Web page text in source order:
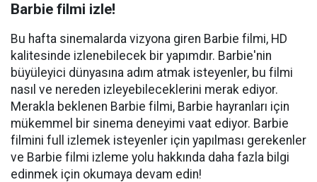
Barbie filmi izle!
Bu hafta sinemalarda vizyona giren Barbie filmi, HD
kalitesinde izlenebilecek bir yapımdır. Barbie'nin
büyüleyici dünyasına adım atmak isteyenler, bu filmi
nasıl ve nereden izleyebileceklerini merak ediyor.
Merakla beklenen Barbie filmi, Barbie hayranları için
mükemmel bir sinema deneyimi vaat ediyor. Barbie
filmini full izlemek isteyenler için yapılması gerekenler
ve Barbie filmi izleme yolu hakkında daha fazla bilgi
edinmek için okumaya devam edin!